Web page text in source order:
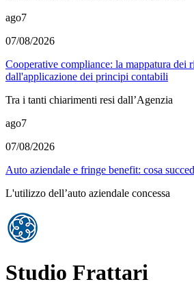
ago7
07/08/2026
Cooperative compliance: la mappatura dei
dall'applicazione dei principi contabili
Tra i tanti chiarimenti resi dall’Agenzia
ago7
07/08/2026
Auto aziendale e fringe benefit: cosa
L'utilizzo dell’auto aziendale concessa
Studio Frattari